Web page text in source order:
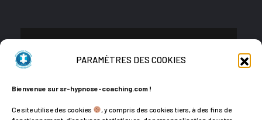
PARAMÈTRES DES COOKIES
Bienvenue sur sr-hypnose-coaching.com !
Ce site utilise des cookies
, y compris des cookies tiers, à des fins de
hello@sr-hypnose-coaching.com